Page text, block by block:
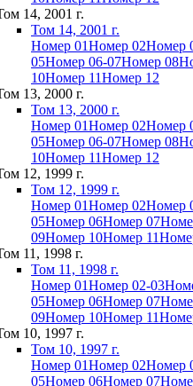
14, 2001 г.
Том 14, 2001 г.
Номер 01Номер 02Номер
05Номер 06-07Номер 08
10Номер 11Номер 12
13, 2000 г.
Том 13, 2000 г.
Номер 01Номер 02Номер
05Номер 06-07Номер 08
10Номер 11Номер 12
12, 1999 г.
Том 12, 1999 г.
Номер 01Номер 02Номер
05Номер 06Номер 07
09Номер 10Номер 11
11, 1998 г.
Том 11, 1998 г.
Номер 01Номер 02-03
05Номер 06Номер 07
09Номер 10Номер 11
10, 1997 г.
Том 10, 1997 г.
Номер 01Номер 02Номер
05Номер 06Номер 07